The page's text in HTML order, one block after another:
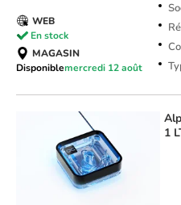
WEB
En stock
MAGASIN
Disponiblemercredi 12 août
1